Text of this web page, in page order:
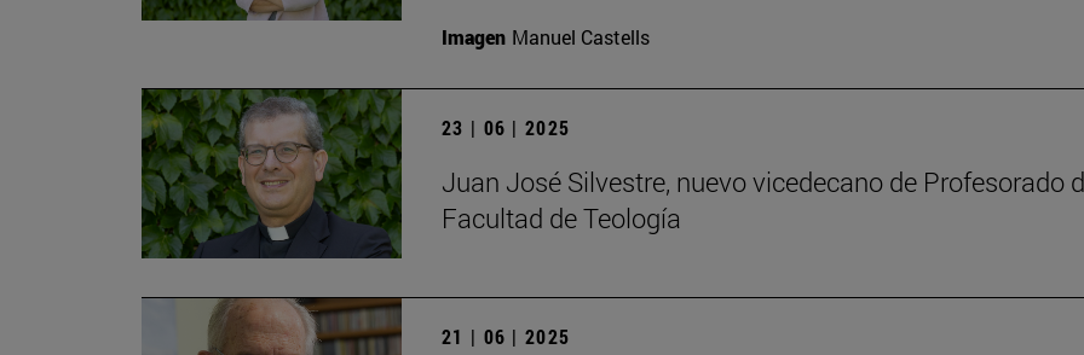
Imagen Manuel Castells
23 | 06 | 2025
Juan José Silvestre, nuevo vicedecano de Profesorado
Facultad de Teología
21 | 06 | 2025